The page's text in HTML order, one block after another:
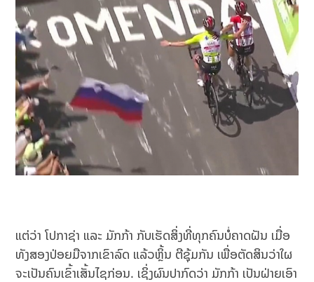
ແຕ່ວ່າ ໂປກາຊ່າ ແລະ ມັກກ້າ ກັບເຮັດສິ່ງທີ່ທຸກຄົນບໍ່ຄາດຝັນ ເມື່ອ
ທັງສອງປ່ອຍມືຈາກເຂົາລົດ ແລ້ວຫຼິ້ນ ຕີຊຸ້ມກັນ ເພື່ອຕັດສິນວ່າໃຜ
ຈະເປັນຄົນເຂົ້າເສັ້ນໄຊກ່ອນ. ເຊິ່ງຜົນປາກົດວ່າ ມັກກ້າ ເປັນຝ່າຍເອົາ